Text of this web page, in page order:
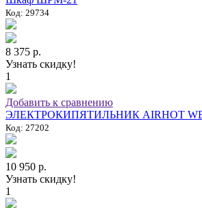
Код: 29734
8 375 р.
Узнать скидку!
1
Добавить к сравнению
ЭЛЕКТРОКИПЯТИЛЬНИК AIRHOT
Код: 27202
10 950 р.
Узнать скидку!
1